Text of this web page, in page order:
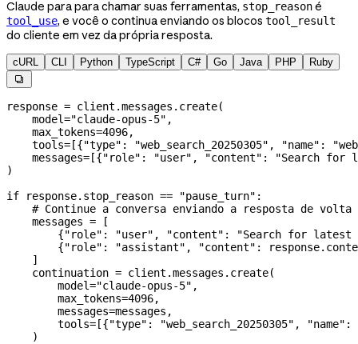
Claude para para chamar suas ferramentas, stop_reasoné
tool_use, e você o continua enviando os blocos tool_result
do cliente em vez da própria resposta.
cURL CLI Python TypeScript C# Go Java PHP Ruby

response = client.messages.create(
    model
="claude-opus-5" ,
    max_tokens
=4096,
    tools
=[{"type" : "web_search_20250305" , "name" :
    messages
=[{"role" : "user" , "content" :
"Search for
)
if response.stop_reason == "pause_turn" :
    # Continue a conversa enviando a resposta de volta
    messages
= [
        {
"role" : "user" , "content" :
"Search for latest
        {
"role" : "assistant" , "content" :
    ]
    continuation
= client.messages.create(
        model
="claude-opus-5" ,
        max_tokens
=4096,
        messages
=messages,
        tools
=[{"type" : "web_search_20250305" , "name" :
    )